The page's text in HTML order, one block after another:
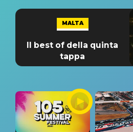
MALTA
Il best of della quinta
tappa